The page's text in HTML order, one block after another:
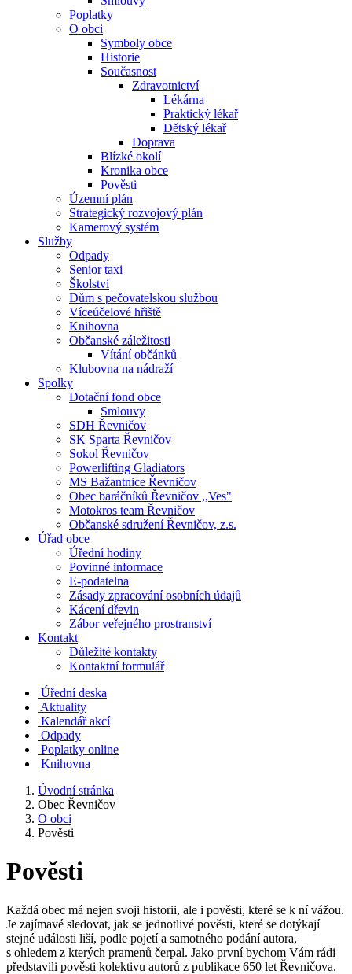
Poplatky
O obci
Symboly obce
Historie
Současnost
Zdravotnictví
Lékárna
Praktický lékař
Dětský lékař
Doprava
Blízké okolí
Kronika obce
Pověsti
Územní plán
Strategický rozvojový plán
Kamerový systém
Služby
Odpady
Senior taxi
Školství
Dům s pečovatelskou službou
Víceúčelové hřiště
Knihovna
Občanské záležitosti
Vítání občánků
Klubovna na nádraží
Spolky
Dotační fond obce
Smlouvy
SDH Řevničov
SK Sparta Řevničov
Sokol Řevničov
Powerlifting Gladiators
MS Bažantnice Řevničov
Obec baráčníků Řevničov ,,Ves"
Motokros team Řevničov
Občanské sdružení Řevničov, z.s.
Úřad obce
Úřední hodiny
Povinné informace
E-podatelna
Zásady zpracování osobních údajů
Kácení dřevin
Zábor veřejného prostranství
Kontakt
Důležité kontakty
Kontaktní formulář
Úřední deska
Aktuality
Kalendář akcí
Odpady
Poplatky online
Knihovna
Úvodní stránka
Obec Řevničov
O obci
Pověsti
Pověsti
Každá obec má nejen svoji historii, ale i pověsti, které se k ní vážou.
Je zajímavé sledovat, jak se jednotlivé pověsti, které se dotýkají
stejné události liší, podle pojetí a samotného podání autora,
s ohledem z kterých pramenů čerpal. Jako první bychom Vám rádi
představili pověsti kolektivu autorů z publikace 650 let Řevničova.